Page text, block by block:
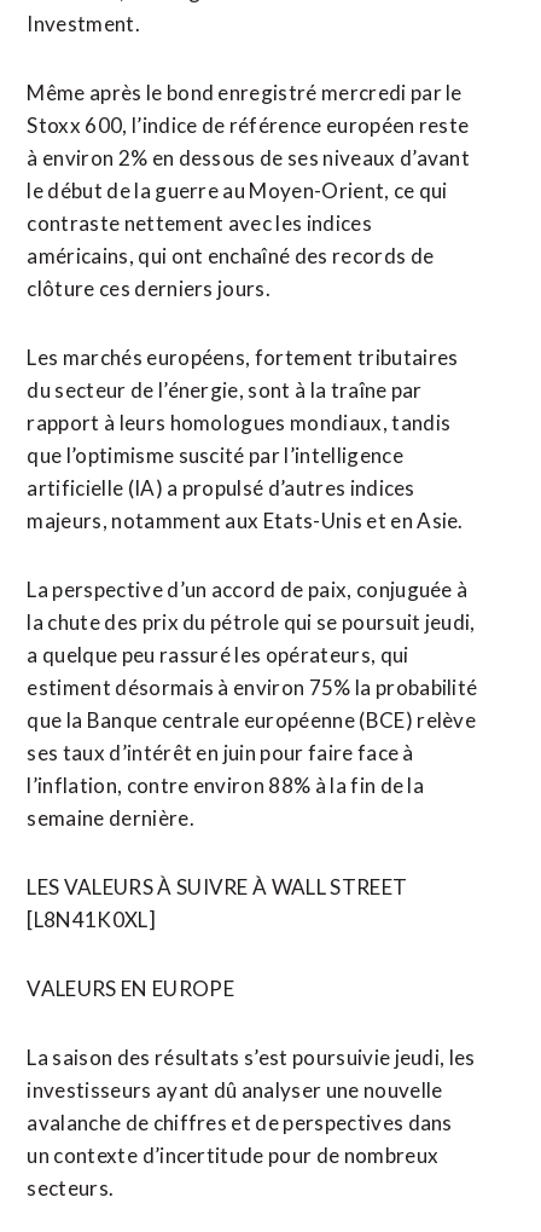
Investment.
Même après le bond enregistré mercredi par le
Stoxx 600, l’indice de référence européen reste
à environ 2% en dessous de ses niveaux d’avant
le début de la guerre au Moyen-Orient, ce qui
contraste nettement avec les indices
américains, qui ont enchaîné des records de
clôture ces derniers jours.
Les marchés européens, fortement tributaires
du secteur de l’énergie, sont à la traîne par
rapport à leurs homologues mondiaux, tandis
que l’optimisme suscité par l’intelligence
artificielle (IA) a propulsé d’autres indices
majeurs, notamment aux Etats-Unis et en Asie.
La perspective d’un accord de paix, conjuguée à
la chute des prix du pétrole qui se poursuit jeudi,
a quelque peu rassuré les opérateurs, qui
estiment désormais à environ 75% la probabilité
que la Banque centrale européenne (BCE) relève
ses taux d’intérêt en ⁠juin pour faire face à
l’inflation, contre environ 88% à la fin de la
semaine dernière.
LES VALEURS À SUIVRE À WALL STREET
[L8N41K0XL]
VALEURS EN EUROPE
La saison des résultats s’est poursuivie jeudi, les
investisseurs ayant dû analyser une nouvelle
avalanche de chiffres et de perspectives dans
un contexte ⁠d’incertitude pour de nombreux
secteurs.